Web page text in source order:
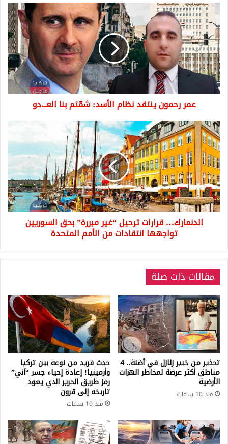
عمر
رحمون
ينتقد
نظام
الأسد:
شمّتم
بنا
العــ.دو
عمر رحمون ينتقد نظام الأسد: شمّتم بنا العــ.دو
الدنمارك…
قرارات
ترحيل
“غير
مبررة”
بحق
السوريين
تواجهها
انتقادات
الدنمارك… قرارات ترحيل “غير مبررة” بحق السوريين
تواجهها انتقادات من الأمم المتحدة
مقالات ذات صلة
تحذير من خبير زلازل في أضنة.. 4
مناطق أكثر عرضة لمخاطر الهزات
الأرضية
منذ 10 ساعات
حدث فريد من نوعه بين تركيا
وأرمينيا! إعادة إحياء جسر “آني”
رمز طريق الحرير الذي يعود
تاريخه إلى قرون
منذ 10 ساعات